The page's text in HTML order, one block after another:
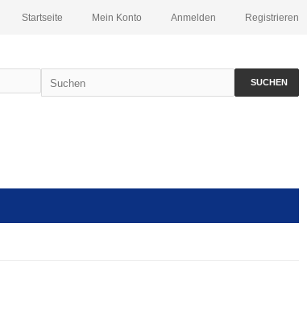
Registrieren
Anmelden
Mein Konto
Startseite
SUCHEN